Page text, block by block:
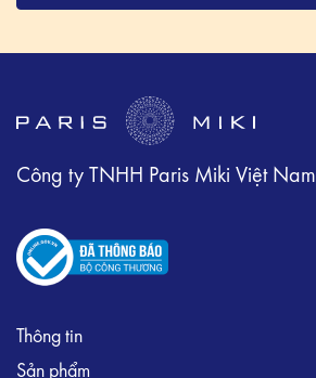
Công ty TNHH Paris Miki Việt Nam
Thông tin
Sản phẩm